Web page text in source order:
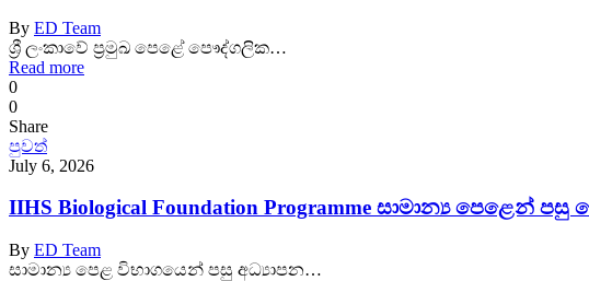
By ED Team
ශ්‍රී ලංකාවේ ප්‍රමුඛ පෙළේ පෞද්ගලික…
Read more
0
0
Share
පුවත්
July 6, 2026
IIHS Biological Foundation Programme සාමාන්‍ය
By ED Team
සාමාන්‍ය පෙළ විභාගයෙන් පසු අධ්‍යාපන…